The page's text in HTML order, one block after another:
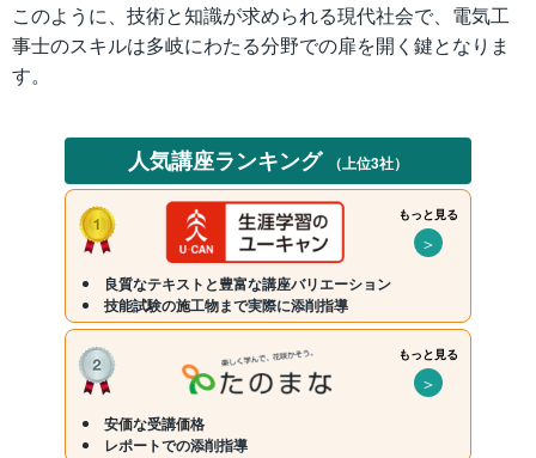
このように、技術と知識が求められる現代社会で、電気工
事士のスキルは多岐にわたる分野での扉を開く鍵となりま
す。
人気講座ランキング （上位3社）
もっと見る
＞
良質なテキストと豊富な講座バリエーション
技能試験の施工物まで実際に添削指導
もっと見る
＞
安価な受講価格
レポートでの添削指導